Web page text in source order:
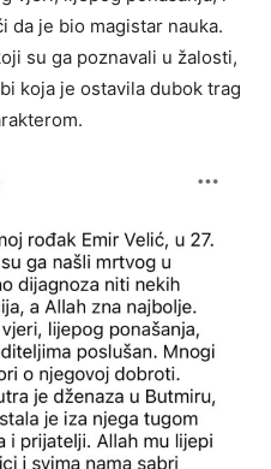
da je bio magistar nauka.
su ga poznavali u žalosti,
koja je ostavila dubok trag